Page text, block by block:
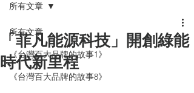
所有文章
《台灣百大品牌的故事1》
《台灣百大品牌的故事8》
所有文章
「菲凡能源科技」開創綠能
時代新里程